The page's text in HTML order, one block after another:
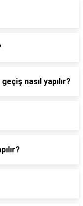
nasıl yapılır?